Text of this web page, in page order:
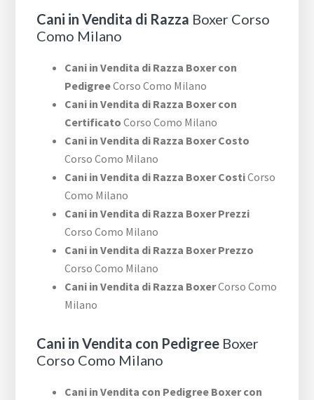
Cani in Vendita di Razza Boxer Corso
Como Milano
Cani in Vendita di Razza Boxer con
PedigreeCorso Como Milano
Cani in Vendita di Razza Boxer con
Certificato Corso Como Milano
Cani in Vendita di Razza Boxer Costo
Corso Como Milano
Cani in Vendita di Razza Boxer CostiCorso
Como Milano
Cani in Vendita di Razza Boxer Prezzi
Corso Como Milano
Cani in Vendita di Razza Boxer Prezzo
Corso Como Milano
Cani in Vendita di Razza BoxerCorso Como
Milano
Cani in Vendita con Pedigree Boxer
Corso Como Milano
Cani in Vendita con Pedigree Boxer con